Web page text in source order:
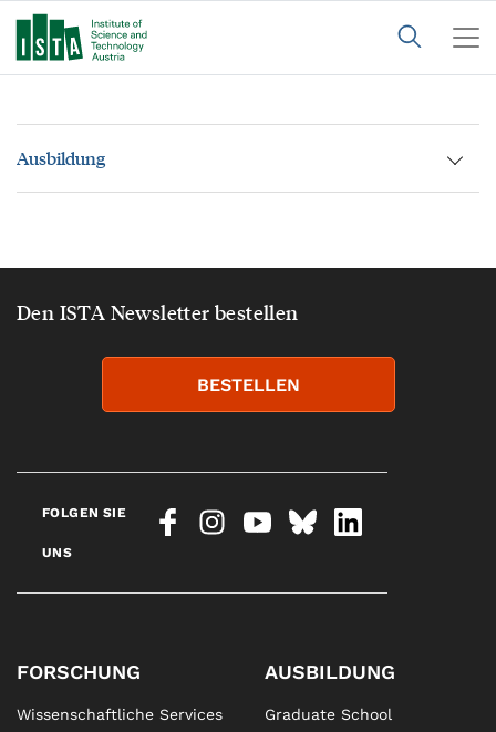
Ausbildung
Den ISTA Newsletter bestellen
BESTELLEN
FOLGEN SIE
UNS
FORSCHUNG
Wissenschaftliche Services
AUSBILDUNG
Graduate School